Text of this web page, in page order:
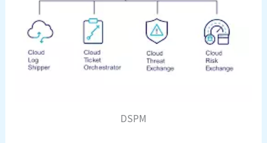
DSPM